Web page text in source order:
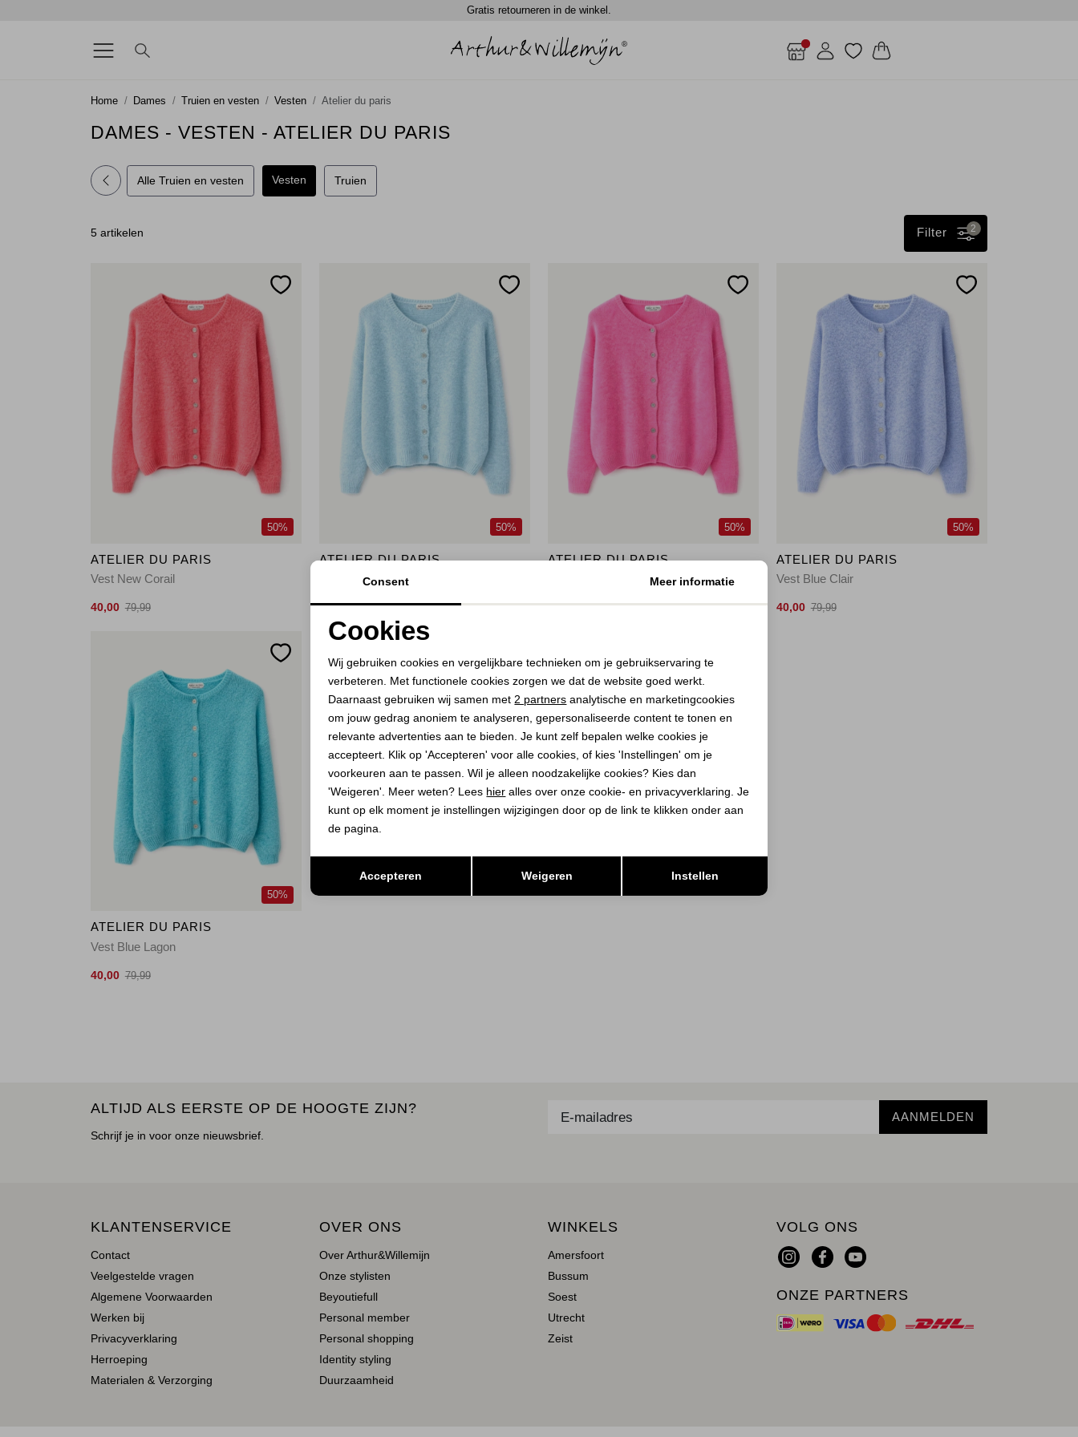
Gratis retourneren in de winkel.
Home Dames Truien en vesten Vesten Atelier du paris
DAMES - VESTEN - ATELIER DU PARIS
Alle Truien en vesten Truien
Vesten
5 artikelen 2
Filter
50%
ATELIER DU PARIS
Vest New Corail
40,00 79,99
50%
ATELIER DU PARIS
Vest Azur Clair
40,00 79,99
50%
ATELIER DU PARIS
40,00 79,99
50%
ATELIER DU PARIS
Vest Blue Clair
40,00 79,99
50%
ATELIER DU PARIS
Vest Blue Lagon
40,00 79,99
ALTIJD ALS EERSTE OP DE HOOGTE ZIJN?
Schrijf je in voor onze nieuwsbrief.
AANMELDEN
KLANTENSERVICE
Contact
Veelgestelde vragen
Algemene Voorwaarden
Werken bij
Privacyverklaring
Herroeping
Materialen & Verzorging
OVER ONS
Over Arthur&Willemijn
Onze stylisten
Beyoutiefull
Personal member
Personal shopping
Identity styling
Duurzaamheid
WINKELS
Amersfoort
Bussum
Soest
Utrecht
Zeist
VOLG ONS
ONZE PARTNERS
Analytische cookies Marketing cookies
Consent Meer informatie
Cookies
Wij gebruiken cookies en vergelijkbare technieken om je gebruikservaring te
verbeteren. Met functionele cookies zorgen we dat de website goed werkt.
Daarnaast gebruiken wij samen met 2 partners analytische en marketingcookies
om jouw gedrag anoniem te analyseren, gepersonaliseerde content te tonen en
relevante advertenties aan te bieden. Je kunt zelf bepalen welke cookies je
accepteert. Klik op 'Accepteren' voor alle cookies, of kies 'Instellingen' om je
voorkeuren aan te passen. Wil je alleen noodzakelijke cookies? Kies dan
'Weigeren'. Meer weten? Lees hier alles over onze cookie- en privacyverklaring. Je
kunt op elk moment je instellingen wijzigingen door op de link te klikken onder aan
de pagina.
Accepteren Weigeren Instellen